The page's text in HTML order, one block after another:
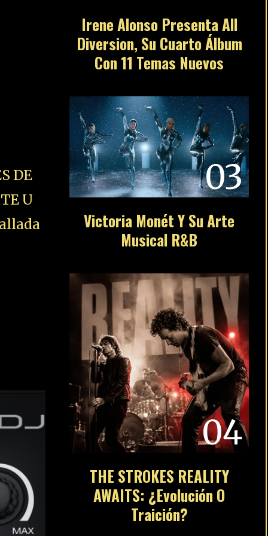
DE
U
Irene Alonso Presenta All
Diversion, Su Cuarto Álbum
Con 11 Temas Nuevos
03
Victoria Monét Y Su Arte
Musical R&B
04
THE STROKES REALITY
AWAITS: ¿Evolución O
Traición?